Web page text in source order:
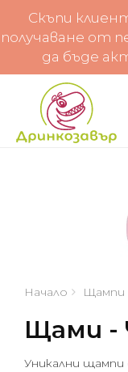
Скъпи
получаване от
да бъде
Начало Щампи
Щами -
Уникални щампи